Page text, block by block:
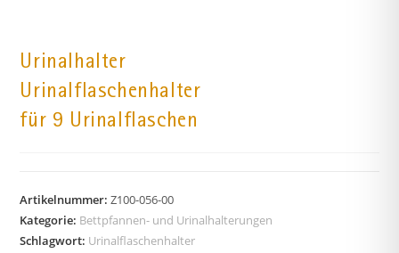
Urinalhalter
Urinalflaschenhalter
für 9 Urinalflaschen
Artikelnummer:Z100-056-00
Kategorie: Bettpfannen- und Urinalhalterungen
Schlagwort: Urinalflaschenhalter